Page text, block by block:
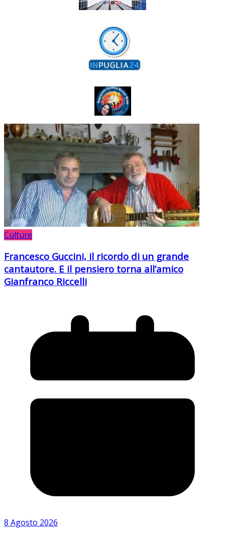
Culture
Francesco Guccini, il ricordo di un grande
cantautore. E il pensiero torna all’amico
Gianfranco Riccelli
8 Agosto 2026